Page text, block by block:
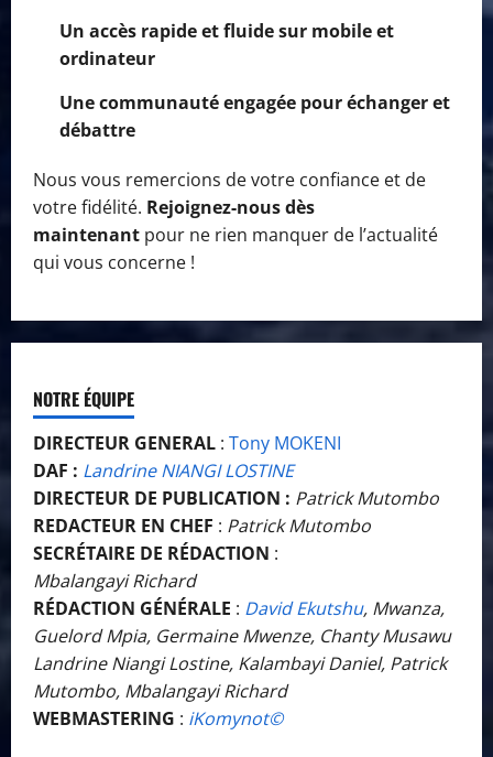
Un accès rapide et fluide sur mobile et
ordinateur
Une communauté engagée pour échanger et
débattre
Nous vous remercions de votre confiance et de
votre fidélité. Rejoignez-nous dès
maintenant pour ne rien manquer de l’actualité
qui vous concerne !
NOTRE ÉQUIPE
DIRECTEUR GENERAL : Tony MOKENI
DAF : Landrine NIANGI LOSTINE
DIRECTEUR DE PUBLICATION : Patrick Mutombo
REDACTEUR EN CHEF : Patrick Mutombo
SECRÉTAIRE DE RÉDACTION :
Mbalangayi Richard
RÉDACTION GÉNÉRALE : David Ekutshu, Mwanza,
Guelord Mpia, Germaine Mwenze, Chanty Musawu
Landrine Niangi Lostine, Kalambayi Daniel, Patrick
Mutombo, Mbalangayi Richard
WEBMASTERING : iKomynot©️